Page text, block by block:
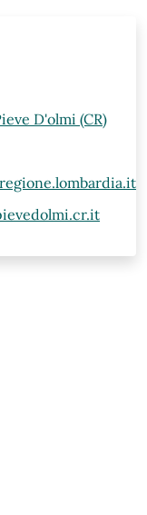
D'olmi (CR)